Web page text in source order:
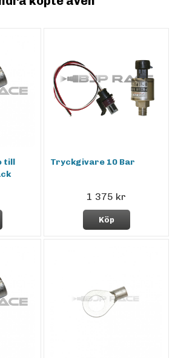
till
Tryckgivare 10 Bar
1 375 kr
Köp